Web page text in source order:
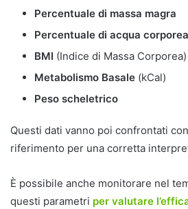
Percentuale di massa magra
Percentuale di acqua corporea
BMI (Indice di Massa Corporea)
Metabolismo Basale (kCal)
Peso scheletrico
Questi dati vanno poi confrontati
riferimento per una corretta
È possibile anche monitorare nel
questi parametri per valutare